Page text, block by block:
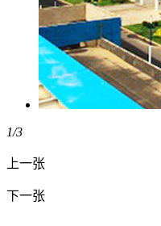
1/3
上一张
下一张